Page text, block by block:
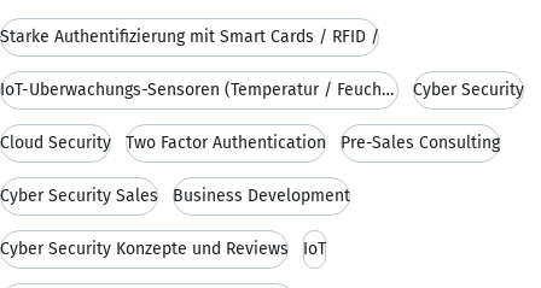
Starke Authentifizierung mit Smart Cards / RFID /
IoT-Überwachungs-Sensoren (Temperatur / Feuchtigke Cyber Security
Cloud Security Two Factor Authentication Pre-Sales Consulting
Cyber Security Sales Business Development
Cyber Security Konzepte und Reviews IoT